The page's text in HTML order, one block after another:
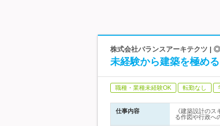
株式会社バランスアーキテクツ |
未経験から建築を極め
職種・業種未経験OK 転勤なし
仕事内容
《建築設計の
る作図や行政へ